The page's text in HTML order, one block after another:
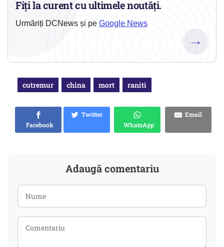
Fiți la curent cu ultimele noutăți.
Urmăriți DCNews și pe Google News
→
cutremur china mort raniti
Facebook
Twitter
WhatsApp
Email
Adaugă comentariu